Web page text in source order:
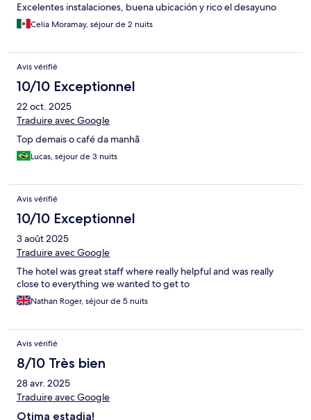
Excelentes instalaciones, buena ubicación y rico el desayuno
Celia Moramay, séjour de 2 nuits
Avis vérifié
10/10 Exceptionnel
22 oct. 2025
Traduire avec Google
Top demais o café da manhã
Lucas, séjour de 3 nuits
Avis vérifié
10/10 Exceptionnel
3 août 2025
Traduire avec Google
The hotel was great staff where really helpful and was really
close to everything we wanted to get to
Nathan Roger, séjour de 5 nuits
Avis vérifié
8/10 Très bien
28 avr. 2025
Traduire avec Google
Otima estadia!